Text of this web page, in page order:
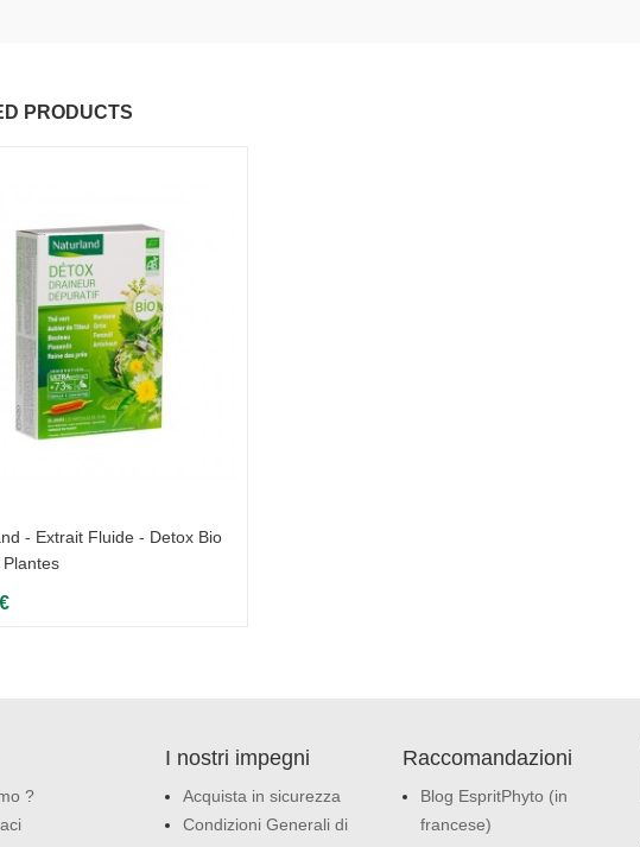
PRODUCTS
- Extrait Fluide - Detox Bio
?
I nostri impegni
Acquista in sicurezza
Condizioni Generali di
Raccomandazioni
Blog EspritPhyto (in
francese)